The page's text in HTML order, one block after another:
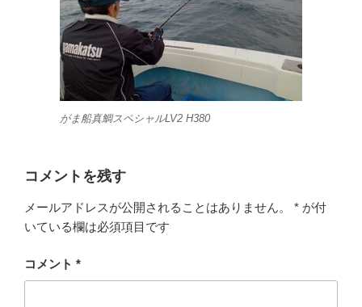
がま船真鯛スペシャルLV2 H380
コメントを残す
メールアドレスが公開されることはありません。 * が付
いている欄は必須項目です
コメント *